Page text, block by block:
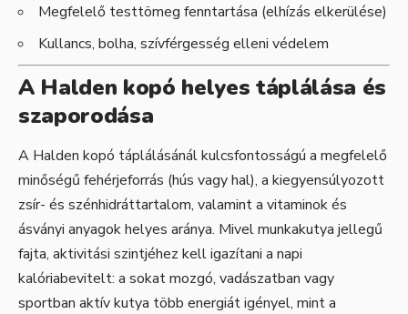
Megfelelő testtömeg fenntartása (elhízás elkerülése)
Kullancs, bolha, szívférgesség elleni védelem
A Halden kopó helyes táplálása és
szaporodása
A Halden kopó táplálásánál kulcsfontosságú a megfelelő
minőségű fehérjeforrás (hús vagy hal), a kiegyensúlyozott
zsír- és szénhidráttartalom, valamint a vitaminok és
ásványi anyagok helyes aránya. Mivel munkakutya jellegű
fajta, aktivitási szintjéhez kell igazítani a napi
kalóriabevitelt: a sokat mozgó, vadászatban vagy
sportban aktív kutya több energiát igényel, mint a